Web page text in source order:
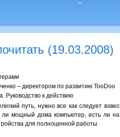
Существует
(19.03.2008)
– директором по развитию TooDoo
Руководство к действию
путь, нужно все как следует
ли мощный дома компьютер, есть ли
для полноценной работы.